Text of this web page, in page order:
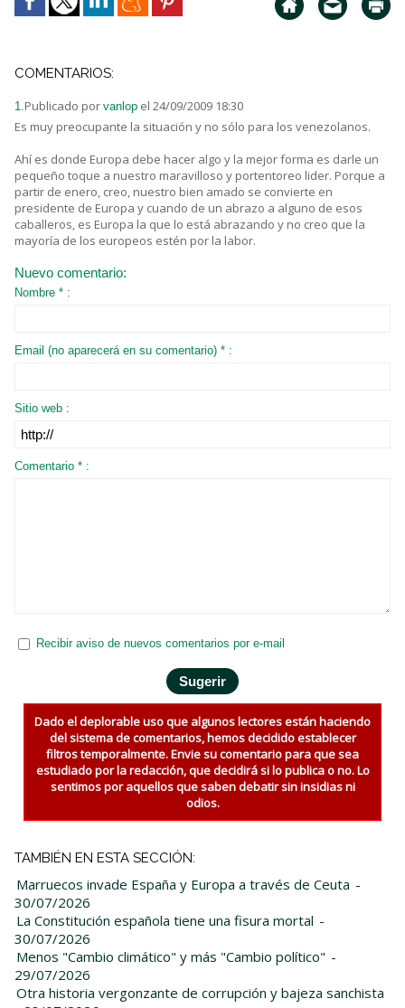
COMENTARIOS:
1.Publicado por vanlop el 24/09/2009 18:30
Es muy preocupante la situación y no sólo para los venezolanos.
Ahí es donde Europa debe hacer algo y la mejor forma es darle un
pequeño toque a nuestro maravilloso y portentoreo lider. Porque a
partir de enero, creo, nuestro bien amado se convierte en
presidente de Europa y cuando de un abrazo a alguno de esos
caballeros, es Europa la que lo está abrazando y no creo que la
mayoría de los europeos estén por la labor.
Nuevo comentario:
Nombre * :
Email (no aparecerá en su comentario) * :
Sitio web :
Comentario * :
Recibir aviso de nuevos comentarios por e-mail
Dado el deplorable uso que algunos lectores están haciendo
del sistema de comentarios, hemos decidido establecer
filtros temporalmente. Envie su comentario para que sea
estudiado por la redacción, que decidirá si lo publica o no. Lo
sentimos por aquellos que saben debatir sin insidias ni
odios.
TAMBIÉN EN ESTA SECCIÓN:
Marruecos invade España y Europa a través de Ceuta -
30/07/2026
La Constitución española tiene una fisura mortal -
30/07/2026
Menos "Cambio climático" y más "Cambio político" -
29/07/2026
Otra historia vergonzante de corrupción y bajeza sanchista